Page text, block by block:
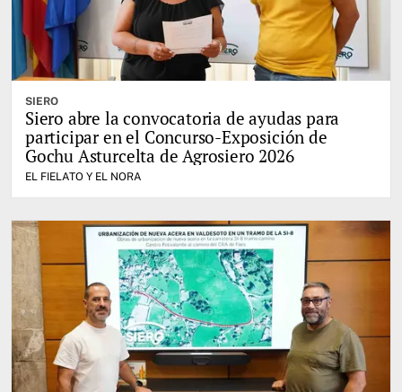
SIERO
Siero abre la convocatoria de ayudas para
participar en el Concurso-Exposición de
Gochu Asturcelta de Agrosiero 2026
EL FIELATO Y EL NORA